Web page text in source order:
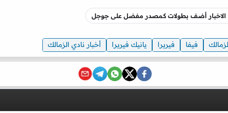
الاخبار أضف بطولات كمصدر مفضل على جوجل
فيفا فيريرا يانيك فيريرا أخبار نادي الزمالك